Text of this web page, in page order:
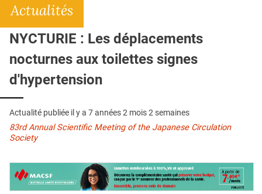
CRÉDITS
Actualités
NYCTURIE : Les déplacements
nocturnes aux toilettes signes
d'hypertension
Actualité publiée il y a 7 années 2 mois 2 semaines
83rd Annual Scientific Meeting of the Japanese Circulation
Society